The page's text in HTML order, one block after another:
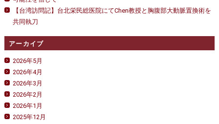
【台湾訪問記】台北栄民総医院にてChen教授と胸腹部大動脈置換術を
共同執刀
アーカイブ
2026年5月
2026年4月
2026年3月
2026年2月
2026年1月
2025年12月